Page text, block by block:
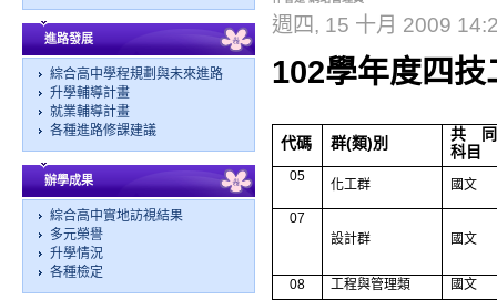
進路發展
綜合高中學程規劃與未來進路
升學輔導計畫
就業輔導計畫
各種進路修課建議
辦學成果
綜合高中實地訪視結果
多元榮譽
升學情況
各種檢定
週四, 15 十月 2009
102學年度四
代碼 群(類)別
共同
科目
05
化工群 國文
07
設計群
國文
08 工程與管理類
國文